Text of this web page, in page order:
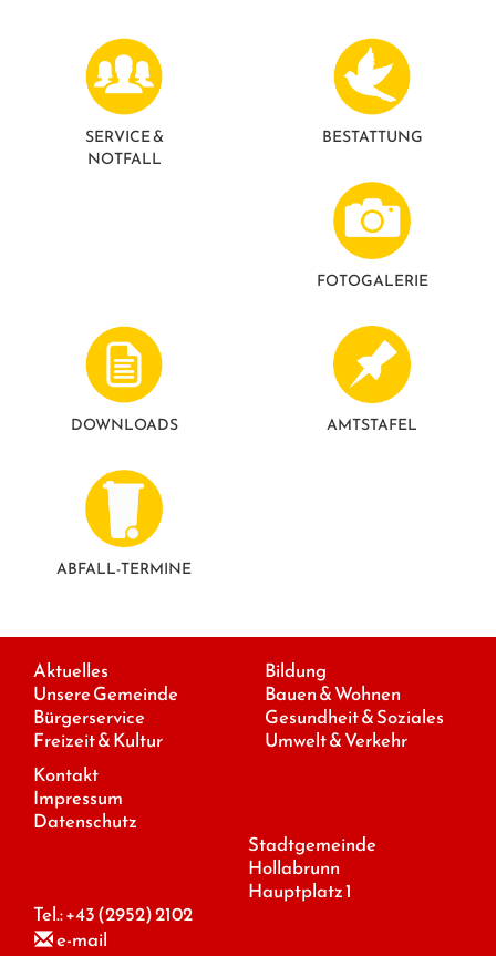
SERVICE &
NOTFALL
BESTATTUNG
FOTO­GALERIE
DOWNLOADS AMTSTAFEL
ABFALL-TERMINE
Aktuelles
Unsere Gemeinde
Bürgerservice
Freizeit & Kultur
Bildung
Bauen & Wohnen
Gesundheit & Soziales
Umwelt & Verkehr
Kontakt
Impressum
Datenschutz
Stadtgemeinde
Hollabrunn
Hauptplatz 1
Tel.:+43 (2952) 2102
e-mail